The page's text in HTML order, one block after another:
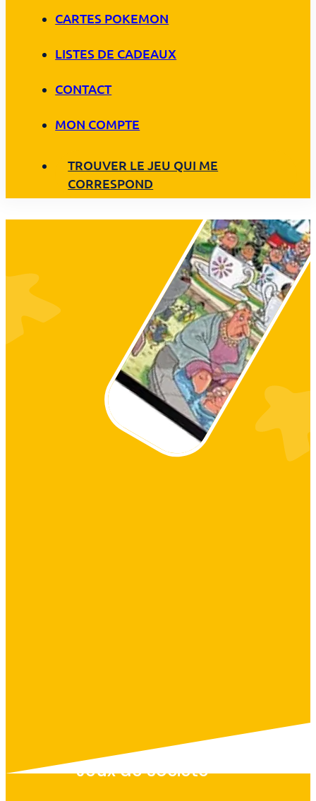
CARTES POKEMON
LISTES DE CADEAUX
CONTACT
MON COMPTE
TROUVER LE JEU QUI ME
CORRESPOND
Jeux de société